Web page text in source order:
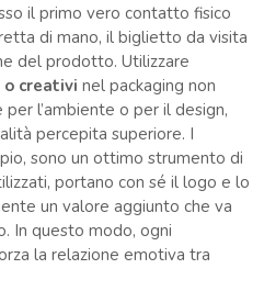
il primo vero contatto fisico
di mano, il biglietto da visita
del prodotto. Utilizzare
creativi nel packaging non
l’ambiente o per il design,
percepita superiore. I
sono un ottimo strumento di
portano con sé il logo e lo
un valore aggiunto che va
In questo modo, ogni
la relazione emotiva tra